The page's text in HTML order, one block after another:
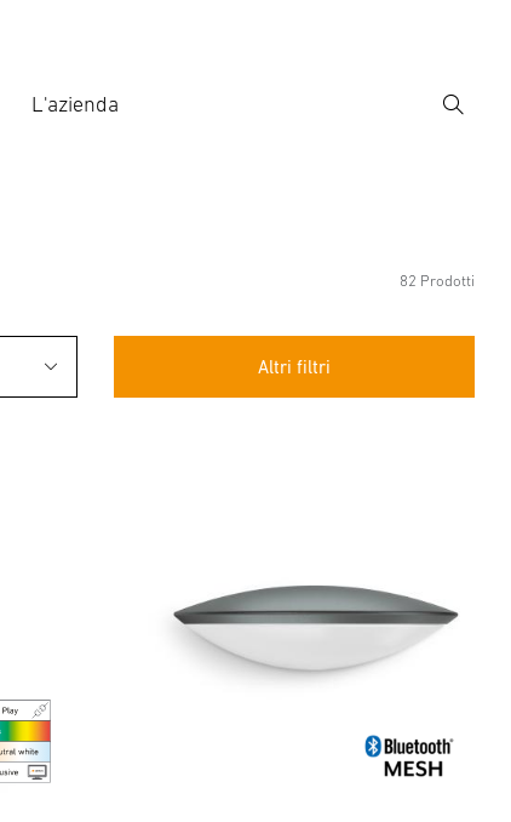
L'azienda
Ricerca
82 Prodotti
Altri filtri